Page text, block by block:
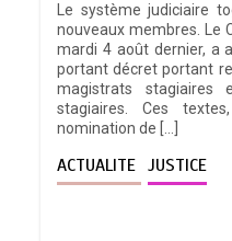
Le système judiciaire
nouveaux membres. Le
mardi 4 août dernier, a
portant décret portant
magistrats stagiaires
stagiaires. Ces
nomination de […]
ACTUALITE JUSTICE